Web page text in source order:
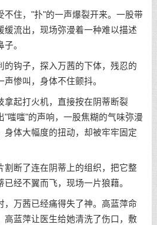
住，"扑"的一声爆裂开来。一股带
缓流出，现场弥漫着一种难以描述
。
钩子，探入万茜的下体，残忍的
惨叫，身体不住颤抖。
起打火机，直接按在阴蒂断裂
"嗤嗤"的声响，一股焦糊的气味弥漫
身体大幅度的扭动，却被牢牢固定
断了连在阴蒂上的组织，把它整
经不翼而飞，现场一片狼藉。
万茜已经痛得失了神。高蓝萍命
高蓝萍让医生给她清洗了伤口，敷